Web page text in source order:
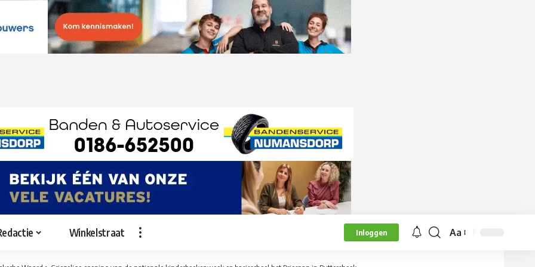
Winkelstraat Inloggen
Lettergrootte
Aa